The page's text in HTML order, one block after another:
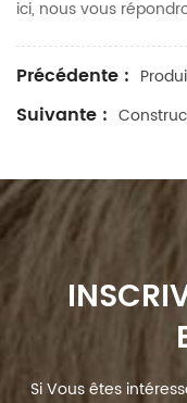
ici, nous vous
Précédente :
Suivante :
Si Vous êtes